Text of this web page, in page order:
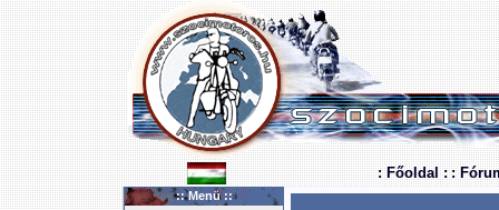
: Főoldal : :
:: Menü ::